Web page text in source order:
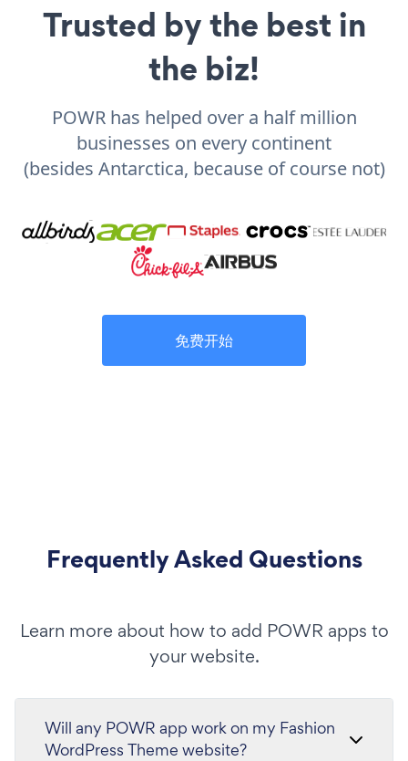
Trusted by the best in
the biz!
POWR has helped over a half million
businesses on every continent
(besides Antarctica, because of course not)
免费开始
Frequently Asked Questions
Learn more about how to add POWR apps to
your website.
Will any POWR app work on my Fashion
WordPress Theme website?